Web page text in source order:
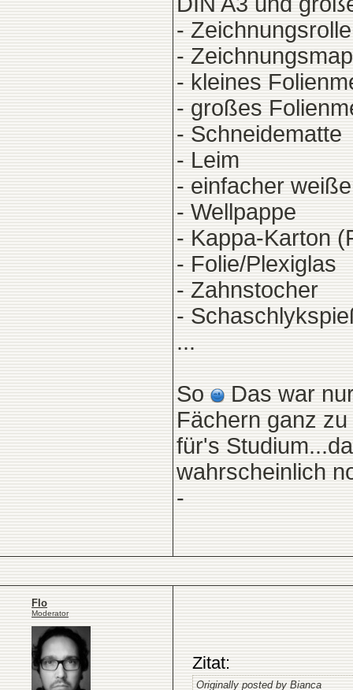
-
-
- kleines
- großes
- Schneidematte
- Leim
- einfacher
- Wellpappe
- Kappa-Karton
- Folie/Plexiglas
- Zahnstocher
-
...
So
Das war
Fächern ganz
für's
wahrscheinlich
-
Flo
Moderator
Zitat:
Originally posted by Bianca